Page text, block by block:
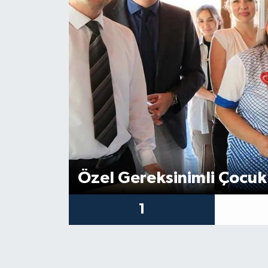
Özel Gereksinimli
1
İletişim